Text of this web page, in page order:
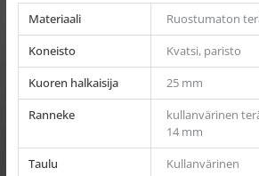
Materiaali
Ruostumaton
Koneisto
Kvatsi, paristo
Kuoren halkaisija
25 mm
Ranneke
kullanvärinen
14 mm
Taulu
Kullanvärinen